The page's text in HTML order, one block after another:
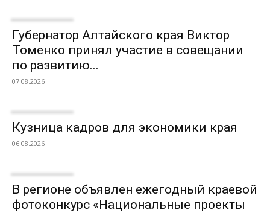
Губернатор Алтайского края Виктор
Томенко принял участие в совещании
по развитию...
07.08.2026
Кузница кадров для экономики края
06.08.2026
В регионе объявлен ежегодный краевой
фотоконкурс «Национальные проекты